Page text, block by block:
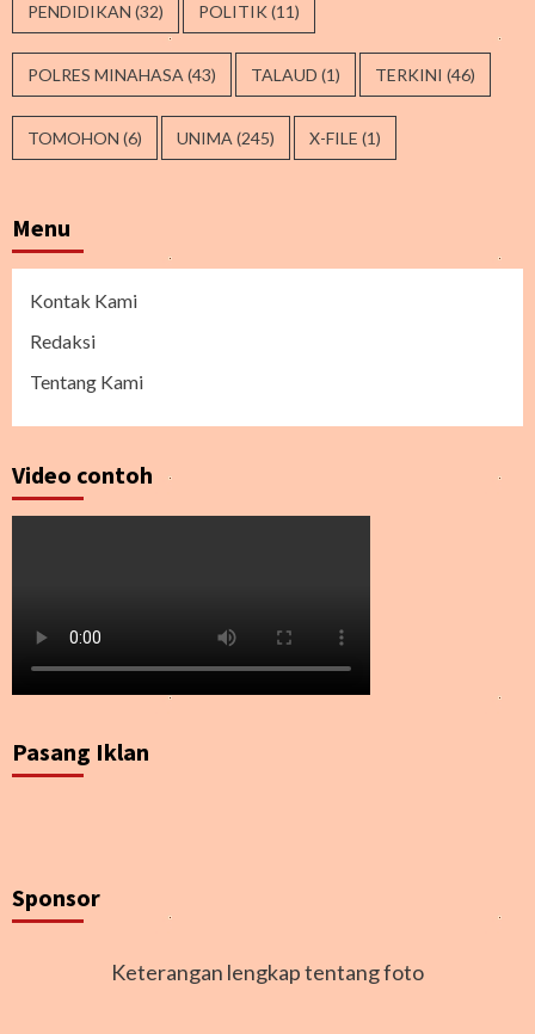
PENDIDIKAN (32) POLITIK (11)
POLRES MINAHASA (43) TALAUD (1) TERKINI (46)
TOMOHON (6) UNIMA (245) X-FILE (1)
Menu
Kontak Kami
Redaksi
Tentang Kami
Video contoh
Pasang Iklan
Sponsor
Keterangan lengkap tentang foto